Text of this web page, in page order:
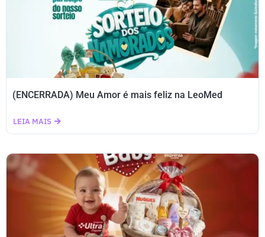
(ENCERRADA) Meu Amor é mais feliz na LeoMed
LEIA MAIS